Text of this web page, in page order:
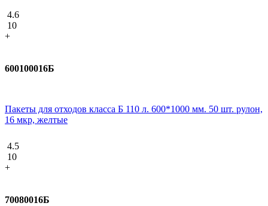
4.6
10
+
600100016Б
Пакеты для отходов класса Б 110 л. 600*1000 мм. 50 шт. рулон,
16 мкр, желтые
4.5
10
+
70080016Б